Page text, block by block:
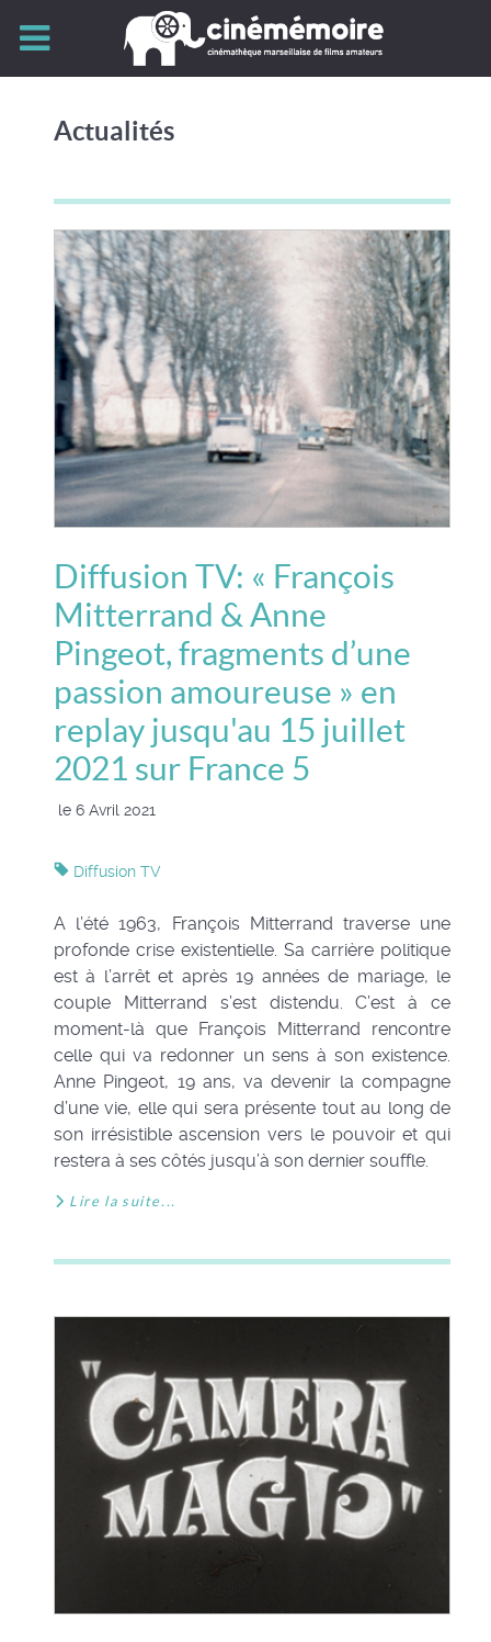
Actualités
Diffusion TV: « François
Mitterrand & Anne
Pingeot, fragments d’une
passion amoureuse » en
replay jusqu'au 15 juillet
2021 sur France 5
le 6 Avril 2021
Diffusion TV
A l’été 1963, François Mitterrand traverse une
profonde crise existentielle. Sa carrière politique
est à l’arrêt et après 19 années de mariage, le
couple Mitterrand s’est distendu. C’est à ce
moment-là que François Mitterrand rencontre
celle qui va redonner un sens à son existence.
Anne Pingeot, 19 ans, va devenir la compagne
d’une vie, elle qui sera présente tout au long de
son irrésistible ascension vers le pouvoir et qui
restera à ses côtés jusqu’à son dernier souffle.
Lire la suite...